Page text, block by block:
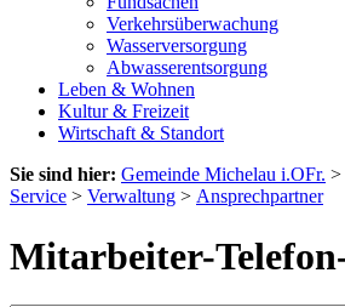
Verkehrsüberwachung
Wasserversorgung
Abwasserentsorgung
Leben & Wohnen
Kultur & Freizeit
Wirtschaft & Standort
Sie sind hier: Gemeinde Michelau i.OFr. >
Service > Verwaltung > Ansprechpartner
Mitarbeiter-